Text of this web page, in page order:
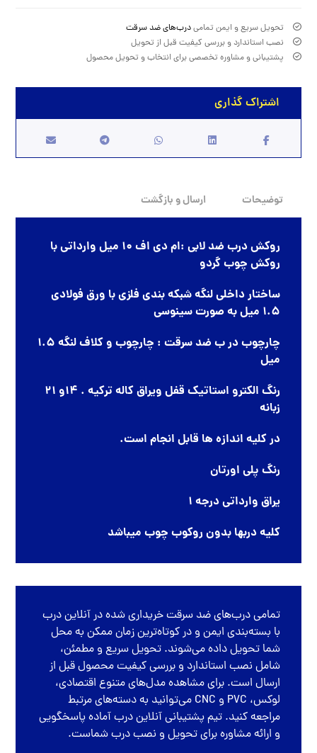
تحویل سریع و ایمن تمامیدرب‌های ضد سرقت
نصب استاندارد و بررسی کیفیت قبل از تحویل
پشتیبانی و مشاوره تخصصی برای انتخاب و تحویل محصول
توضیحات ارسال و بازگشت
روکش درب ضد لابی :ام دی اف 10 میل وارداتی با
روکش چوب گردو
ساختار داخلی لنگه شبکه بندی فلزی با ورق فولادی
1.5 میل به صورت سینوسی
چارچوب در ب ضد سرقت : چارچوب و کلاف لنگه 1.5
میل
رنگ الکترو استاتیک قفل ویراق کاله ترکیه . 14و 21
زبانه
در کلیه اندازه ها قابل انجام است.
رنگ پلی اورتان
یراق وارداتی درجه 1
کلیه دربها بدون روکوب چوب میباشد
تمامیدرب‌های ضد سرقتخریداری شده درآنلاین درب
با بسته‌بندی ایمن و در کوتاه‌ترین زمان ممکن به محل
شما تحویل داده می‌شوند. تحویل سریع و مطمئن،
شامل نصب استاندارد و بررسی کیفیت محصول قبل از
ارسال است. برای مشاهده مدل‌های متنوع اقتصادی،
لوکس، PVC و CNC می‌توانید به دسته‌های مرتبط
مراجعه کنید. تیم پشتیبانی آنلاین درب آماده پاسخگویی
و ارائه مشاوره برای تحویل و نصب درب شماست.